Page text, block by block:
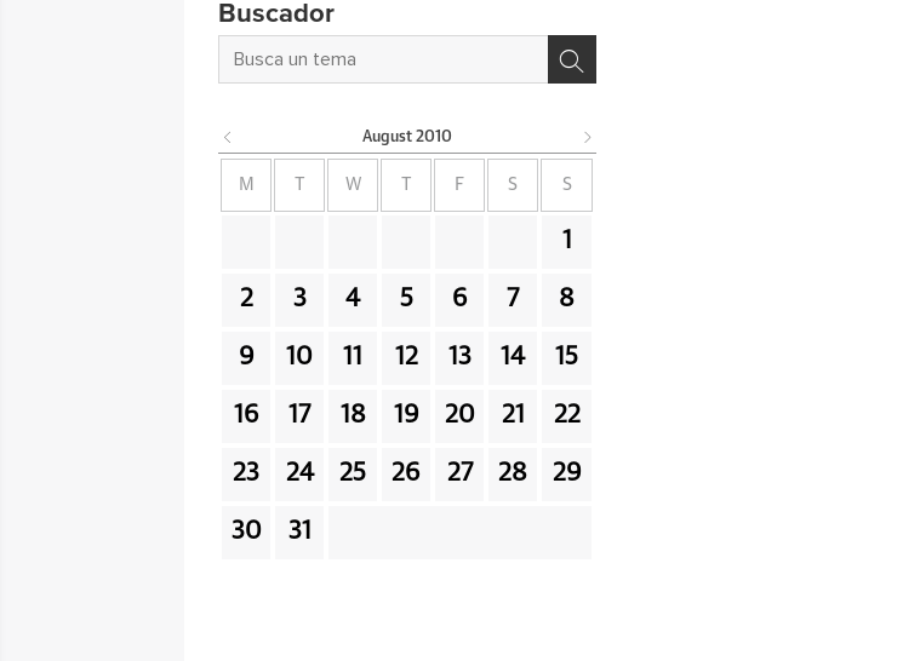
Buscador
August 2010
M W F S S
1
2 3 4 5 6 7 8
9 10 11 12 13 14 15
16 17 18 19 20 21 22
23 24 25 26 27 28 29
30 31